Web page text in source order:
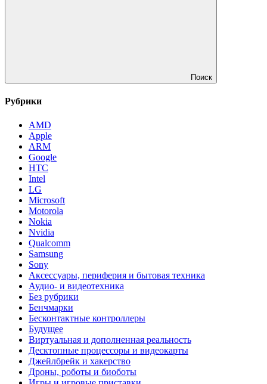
Поиск
Рубрики
AMD
Apple
ARM
Google
HTC
Intel
LG
Microsoft
Motorola
Nokia
Nvidia
Qualcomm
Samsung
Sony
Аксессуары, периферия и бытовая техника
Аудио- и видеотехника
Без рубрики
Бенчмарки
Бесконтактные контроллеры
Будущее
Виртуальная и дополненная реальность
Десктопные процессоры и видеокарты
Джейлбрейк и хакерство
Дроны, роботы и биоботы